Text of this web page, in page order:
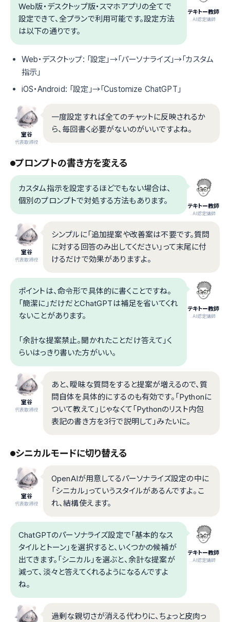
テキトー教師
.AI認定講師
Web版・デスクトップ版・スマホアプリの全てで
設定できて、全プランで利用可能です。設定方法
は以下の通りです。
Web・デスクトップ: 「設定」→「パーソナライズ」→「カスタム
指示」
iOS・Android: 「設定」→「Customize ChatGPT」
室谷
代表取締役
一度設定すれば全てのチャットに反映されるか
ら、毎回書く必要がないのがいいですよね。
プロンプトの書き方を変える
テキトー教師
.AI認定講師
カスタム指示を設定するほどでもない場合は、
個別のプロンプトで対処する方法もあります。
室谷
代表取締役
シンプルに「追加提案や改善案は不要です。質問
に対する回答のみ出してください」って末尾に付
けるだけで効果がありますよ。
テキトー教師
.AI認定講師
ポイントは、命令形で具体的に書くことですね。
「簡潔に」だけだとChatGPTは補足を省いてくれ
ないことがあります。
「余計な提案禁止。聞かれたことだけ答えて」く
らいはっきり書いた方がいい。
室谷
代表取締役
あと、曖昧な質問をすると提案が増えるので、質
問自体を具体的にするのも有効です。「Pythonに
ついて教えて」じゃなくて「Pythonのリスト内包
表記の書き方を3行で説明して」みたいに。
シニカルモードに切り替える
室谷
代表取締役
OpenAIが用意してるパーソナライズ設定の中に
「シニカル」っていうスタイルがあるんですよ。こ
れ、結構使えます。
テキトー教師
.AI認定講師
ChatGPTのパーソナライズ設定で「基本的なス
タイルとトーン」を選択すると、いくつかの候補が
出てきます。「シニカル」を選ぶと、余計な提案が
減って、淡々と答えてくれるようになるんですよ
ね。
過剰な親切さが消える代わりに、ちょっと皮肉っ